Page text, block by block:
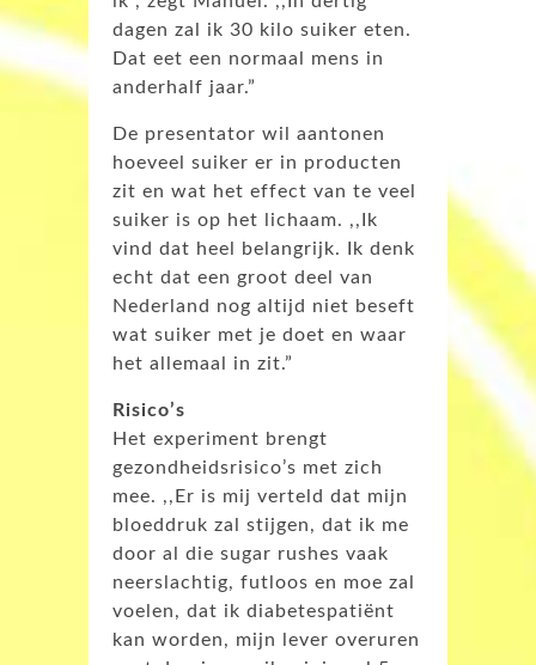
dagen zal ik 30 kilo suiker eten.
Dat eet een normaal mens in
anderhalf jaar.”
De presentator wil aantonen
hoeveel suiker er in producten
zit en wat het effect van te veel
suiker is op het lichaam. ,,Ik
vind dat heel belangrijk. Ik denk
echt dat een groot deel van
Nederland nog altijd niet beseft
wat suiker met je doet en waar
het allemaal in zit.”
Risico’s
Het experiment brengt
gezondheidsrisico’s met zich
mee. ,,Er is mij verteld dat mijn
bloeddruk zal stijgen, dat ik me
door al die sugar rushes vaak
neerslachtig, futloos en moe zal
voelen, dat ik diabetespatiënt
kan worden, mijn lever overuren